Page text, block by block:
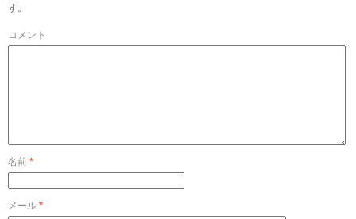
す。
コメント
名前 *
メール *